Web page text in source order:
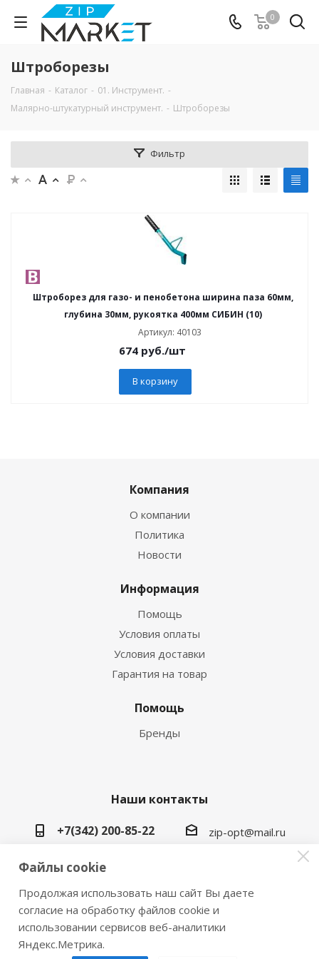
0
Штроборезы
Главная - Каталог - 01. Инструмент. -
Малярно-штукатурный инструмент. - Штроборезы
Фильтр
Штроборез для газо- и пенобетона ширина паза 60мм,
глубина 30мм, рукоятка 400мм СИБИН (10)
Артикул: 40103
674 руб./шт
В корзину
Компания
О компании
Политика
Новости
Информация
Помощь
Условия оплаты
Условия доставки
Гарантия на товар
Помощь
Бренды
Наши контакты
+7(342) 200-85-22
zip-opt@mail.ru
г. Пермь, ул. Васильева, 5в
2026 © Замки инструмент плюс
Файлы cookie
Продолжая использовать наш сайт Вы даете
согласие на обработку файлов cookie и
использовании сервисов веб-аналитики
Яндекс.Метрика.